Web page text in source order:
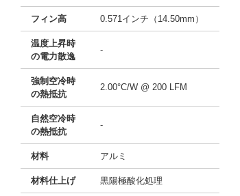
フィン高 0.571インチ（14.50mm）
温度上昇時
の電力散逸
-
強制空冷時
の熱抵抗
2.00°C/W @ 200 LFM
自然空冷時
の熱抵抗
-
材料 アルミ
材料仕上げ 黒陽極酸化処理